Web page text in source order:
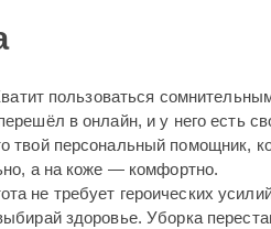
пользоваться
в онлайн, и у него есть
твой персональный помощник,
а на коже — комфортно.
не требует героических
здоровье. Уборка